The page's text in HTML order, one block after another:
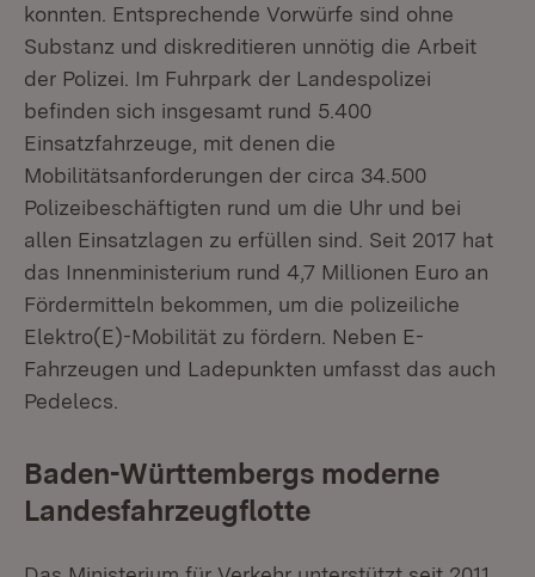
konnten. Entsprechende Vorwürfe sind ohne
Substanz und diskreditieren unnötig die Arbeit
der Polizei. Im Fuhrpark der Landespolizei
befinden sich insgesamt rund 5.400
Einsatzfahrzeuge, mit denen die
Mobilitätsanforderungen der circa 34.500
Polizeibeschäftigten rund um die Uhr und bei
allen Einsatzlagen zu erfüllen sind. Seit 2017 hat
das Innenministerium rund 4,7 Millionen Euro an
Fördermitteln bekommen, um die polizeiliche
Elektro(E)-Mobilität zu fördern. Neben E-
Fahrzeugen und Ladepunkten umfasst das auch
Pedelecs.
Baden-Württembergs moderne
Landesfahrzeugflotte